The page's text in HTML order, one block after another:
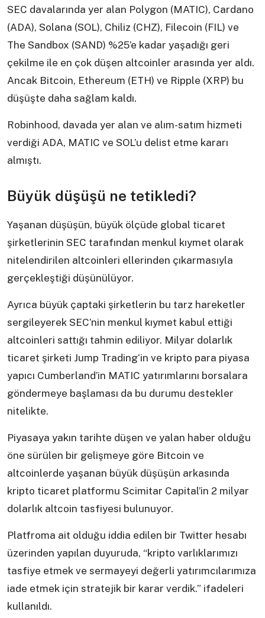
SEC davalarında yer alan Polygon (MATIC), Cardano
(ADA), Solana (SOL), Chiliz (CHZ), Filecoin (FIL) ve
The Sandbox (SAND) %25’e kadar yaşadığı geri
çekilme ile en çok düşen altcoinler arasında yer aldı.
Ancak Bitcoin, Ethereum (ETH) ve Ripple (XRP) bu
düşüşte daha sağlam kaldı.
Robinhood, davada yer alan ve alım-satım hizmeti
verdiği ADA, MATIC ve SOL’u delist etme kararı
almıştı.
Büyük düşüşü ne tetikledi?
Yaşanan düşüşün, büyük ölçüde global ticaret
şirketlerinin SEC tarafından menkul kıymet olarak
nitelendirilen altcoinleri ellerinden çıkarmasıyla
gerçekleştiği düşünülüyor.
Ayrıca büyük çaptaki şirketlerin bu tarz hareketler
sergileyerek SEC’nin menkul kıymet kabul ettiği
altcoinleri sattığı tahmin ediliyor. Milyar dolarlık
ticaret şirketi Jump Trading‘in ve kripto para piyasa
yapıcı Cumberland’in MATIC yatırımlarını borsalara
göndermeye başlaması da bu durumu destekler
nitelikte.
Piyasaya yakın tarihte düşen ve yalan haber olduğu
öne sürülen bir gelişmeye göre Bitcoin ve
altcoinlerde yaşanan büyük düşüşün arkasında
kripto ticaret platformu Scimitar Capital’in 2 milyar
dolarlık altcoin tasfiyesi bulunuyor.
Platfroma ait olduğu iddia edilen bir Twitter hesabı
üzerinden yapılan duyuruda, “kripto varlıklarımızı
tasfiye etmek ve sermayeyi değerli yatırımcılarımıza
iade etmek için stratejik bir karar verdik.” ifadeleri
kullanıldı.